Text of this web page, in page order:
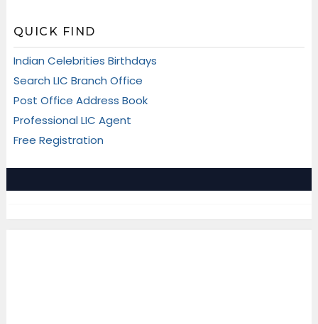
QUICK FIND
Indian Celebrities Birthdays
Search LIC Branch Office
Post Office Address Book
Professional LIC Agent
Free Registration